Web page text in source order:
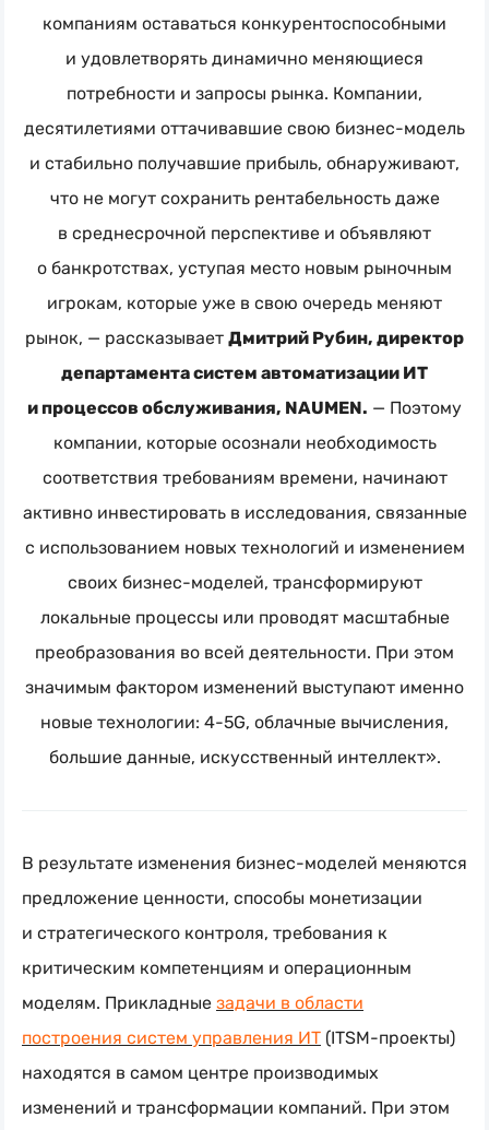
компаниям оставаться конкурентоспособными
и удовлетворять динамично меняющиеся
потребности и запросы рынка. Компании,
десятилетиями оттачивавшие свою бизнес-модель
и стабильно получавшие прибыль, обнаруживают,
что не могут сохранить рентабельность даже
в среднесрочной перспективе и объявляют
о банкротствах, уступая место новым рыночным
игрокам, которые уже в свою очередь меняют
рынок, — рассказывает Дмитрий Рубин, директор
департамента систем автоматизации ИТ
и процессов обслуживания, NAUMEN. — Поэтому
компании, которые осознали необходимость
соответствия требованиям времени, начинают
активно инвестировать в исследования, связанные
с использованием новых технологий и изменением
своих бизнес-моделей, трансформируют
локальные процессы или проводят масштабные
преобразования во всей деятельности. При этом
значимым фактором изменений выступают именно
новые технологии: 4-5G, облачные вычисления,
большие данные, искусственный интеллект».
В результате изменения бизнес-моделей меняются
предложение ценности, способы монетизации
и стратегического контроля, требования к
критическим компетенциям и операционным
моделям. Прикладные задачи в области
построения систем управления ИТ (ITSM-проекты)
находятся в самом центре производимых
изменений и трансформации компаний. При этом